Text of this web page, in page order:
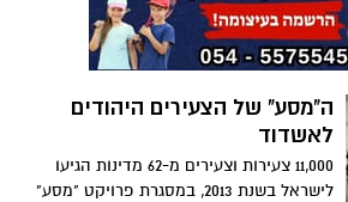
העיר: "אף על פי שתחושת הביטחון באשדוד
גבוהה, אני קורא לתושבים להיות ערניים
ולדווח למוקד על אירועים חשודים"
ה"מסע" של הצעירים היהודים
לאשדוד
11,000 צעירות וצעירים מ-62 מדינות הגיעו
לישראל בשנת 2013, במסגרת פרויקט "מסע"